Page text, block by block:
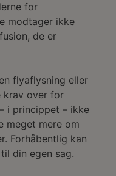
for
modtager ikke
de er
flyaflysning eller
krav over for
i princippet – ikke
meget mere om
Forhåbentlig kan
din egen sag.